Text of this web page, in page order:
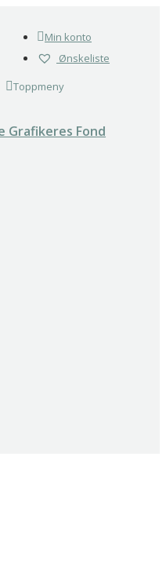
Min konto
Ønskeliste
Toppmeny
Grafikeres Fond